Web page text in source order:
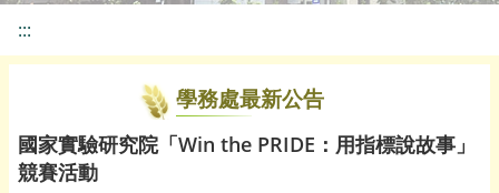
:::
學務處最新公告
國家實驗研究院「Win the PRIDE：用指標說故事」
競賽活動